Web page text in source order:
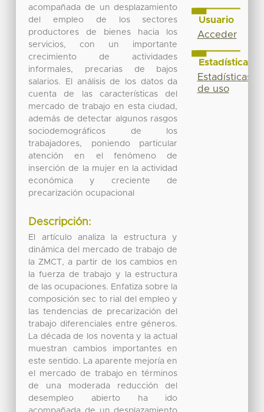
acompañada de un desplazamiento
del empleo de los sectores
productores de bienes hacia los
servicios, con un importante
crecimiento de actividades
informales, precarias de bajos
salarios. El análisis de los datos da
cuenta de las características del
mercado de trabajo en esta ciudad,
además de detectar algunos rasgos
sociodemográficos de los
trabajadores, poniendo particular
atención en el fenómeno de
inserción de la mujer en la actividad
económica y creciente de
precarización ocupacional
Descripción:
El artículo analiza la estructura y
dinámica del mercado de trabajo de
la ZMCT, a partir de los cambios en
la fuerza de trabajo y la estructura
de las ocupaciones. Enfatiza sobre la
composición sec to rial del empleo y
las tendencias de precarización del
trabajo diferenciales entre géneros.
La década de los noventa y la actual
muestran cambios importantes en
este sentido. La aparente mejoría en
el mercado de trabajo en términos
de una moderada reducción del
desempleo abierto ha ido
Usuario
Acceder
Estadísticas
Estadísticas
de uso